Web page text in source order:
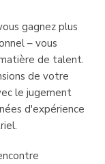
gagnez plus
– vous
de talent.
de votre
le jugement
d'expérience